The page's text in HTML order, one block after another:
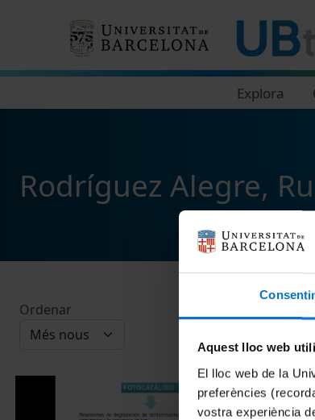
Aquest lloc web
El lloc web de la
preferències
vostra experiència
Explora
Rodríguez Alegre,
Ordenar